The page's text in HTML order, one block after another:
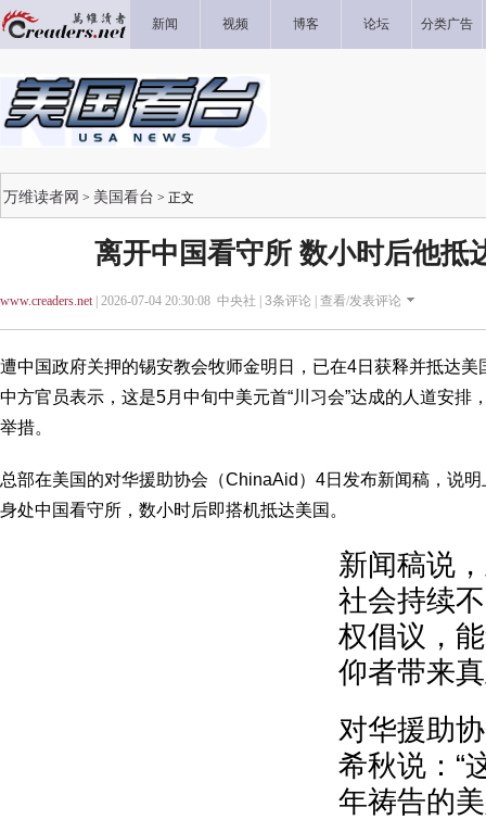
新闻 视频 博客 论坛 分类广告
万维读者网 > 美国看台 > 正文
离开中国看守所 数小时后他抵
www.creaders.net| 2026-07-04 20:30:08 中央社 | 3条评论 | 查看/发表评论
遭中国政府关押的锡安教会牧师金明日，已在4日获释并抵达
中方官员表示，这是5月中旬中美元首“川习会”达成的人道安排
举措。
总部在美国的对华援助协会（ChinaAid）4日发布新闻稿，说
身处中国看守所，数小时后即搭机抵达美国。
新闻稿说
社会持续
权倡议，
仰者带来
对华援助
希秋说：“
年祷告的